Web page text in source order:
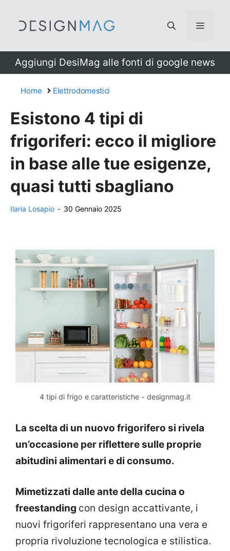
Menu
Aggiungi DesiMag alle fonti di google news
Home Elettrodomestici
Esistono 4 tipi di
frigoriferi: ecco il migliore
in base alle tue esigenze,
quasi tutti sbagliano
Ilaria Losapio - 30 Gennaio 2025
4 tipi di frigo e caratteristiche - designmag.it
La scelta di un nuovo frigorifero si rivela
un’occasione per riflettere sulle proprie
abitudini alimentari e di consumo.
Mimetizzati dalle ante della cucina o
freestanding con design accattivante, i
nuovi frigoriferi rappresentano una vera e
propria rivoluzione tecnologica e stilistica.